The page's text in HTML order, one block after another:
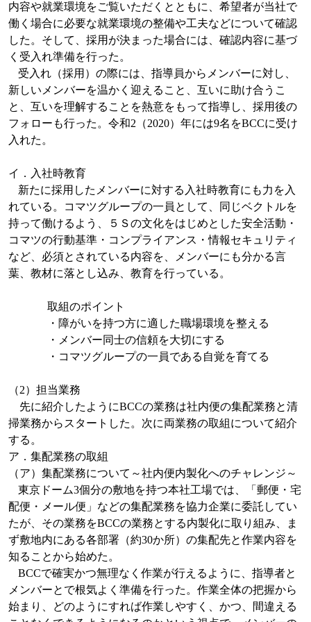
内容や就業環境をご覧いただくとともに、希望者が当社で
働く場合に必要な就業環境の整備や工夫などについて確認
した。そして、採用が決まった場合には、確認内容に基づ
く受入れ準備を行った。
受入れ（採用）の際には、指導員からメンバーに対し、
新しいメンバーを温かく迎えること、互いに助け合うこ
と、互いを理解することを熱意をもって指導し、採用後の
フォローも行った。令和2（2020）年には9名をBCCに受け
入れた。
イ．入社時教育
新たに採用したメンバーに対する入社時教育にも力を入
れている。コマツグループの一員として、同じベクトルを
持って働けるよう、５Ｓの文化をはじめとした安全活動・
コマツの行動基準・コンプライアンス・情報セキュリティ
など、必須とされている内容を、メンバーにも分かる言
葉、教材に落とし込み、教育を行っている。
取組のポイント
・障がいを持つ方に適した職場環境を整える
・メンバー同士の信頼を大切にする
・コマツグループの一員である自覚を育てる
（2）担当業務
先に紹介したようにBCCの業務は社内便の集配業務と清
掃業務からスタートした。次に両業務の取組について紹介
する。
ア．集配業務の取組
（ア）集配業務について～社内便内製化へのチャレンジ～
東京ドーム3個分の敷地を持つ本社工場では、「郵便・宅
配便・メール便」などの集配業務を協力企業に委託してい
たが、その業務をBCCの業務とする内製化に取り組み、ま
ず敷地内にある各部署（約30か所）の集配先と作業内容を
知ることから始めた。
BCCで確実かつ無理なく作業が行えるように、指導者と
メンバーとで根気よく準備を行った。作業全体の把握から
始まり、どのようにすれば作業しやすく、かつ、間違える